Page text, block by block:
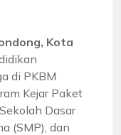
Kota
di PKBM
Kejar Paket
Dasar
(SMP), dan